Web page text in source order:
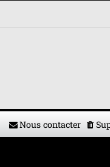
Nous contacter